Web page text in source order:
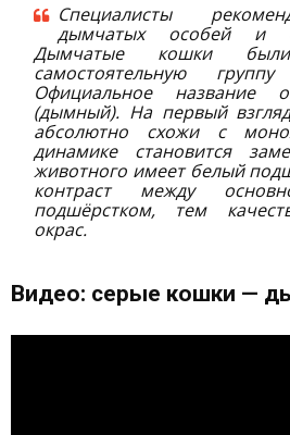
Специалисты
дымчатых особей и
Дымчатые кошки
самостоятельную
Официальное название
(дымный). На первый
абсолютно схожи с
динамике становится
животного имеет белый
контраст между
подшёрстком, тем
окрас.
Видео: серые кошки —